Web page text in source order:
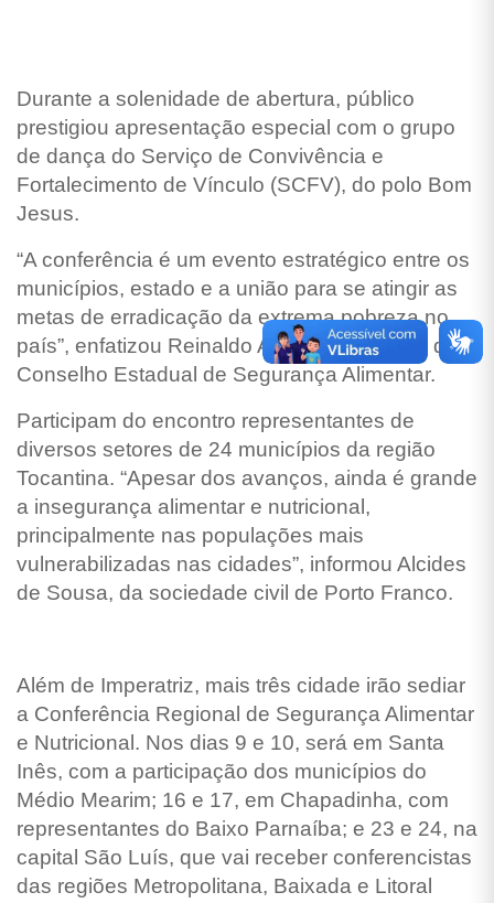
Durante a solenidade de abertura, público
prestigiou apresentação especial com o grupo
de dança do Serviço de Convivência e
Fortalecimento de Vínculo (SCFV), do polo Bom
Jesus.
“A conferência é um evento estratégico entre os
municípios, estado e a união para se atingir as
metas de erradicação da extrema pobreza no
país”, enfatizou Reinaldo Avelar, presidente do
Conselho Estadual de Segurança Alimentar.
Participam do encontro representantes de
diversos setores de 24 municípios da região
Tocantina. “Apesar dos avanços, ainda é grande
a insegurança alimentar e nutricional,
principalmente nas populações mais
vulnerabilizadas nas cidades”, informou Alcides
de Sousa, da sociedade civil de Porto Franco.
Além de Imperatriz, mais três cidade irão sediar
a Conferência Regional de Segurança Alimentar
e Nutricional. Nos dias 9 e 10, será em Santa
Inês, com a participação dos municípios do
Médio Mearim; 16 e 17, em Chapadinha, com
representantes do Baixo Parnaíba; e 23 e 24, na
capital São Luís, que vai receber conferencistas
das regiões Metropolitana, Baixada e Litoral